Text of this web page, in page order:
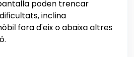
poden trencar
inclina
fora d'eix o abaixa altres